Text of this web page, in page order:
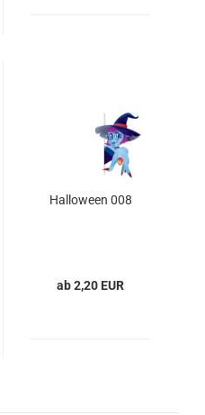
Halloween 008
ab 2,20 EUR